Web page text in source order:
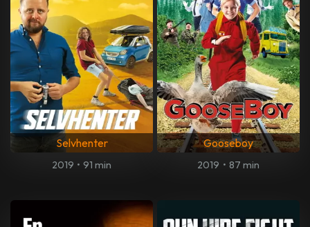
Selvhenter
2019 • 91 min
Gooseboy
2019 • 87 min